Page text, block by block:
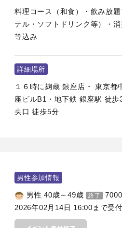
料理コース（和食）・飲み放
テル・ソフトドリンク等）・消
等込み
詳細場所
１６時に麹蔵 銀座店・ 東京都
座ビルB1・地下鉄 銀座駅 徒
央口 徒歩5分
男性参加情報
男性 40歳～49歳 終了 7000
2026年02月14日 16:00まで受付